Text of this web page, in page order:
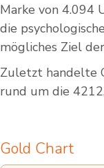
Marke von 4.094
die
mögliches Ziel
Zuletzt handelte
rund um die
Gold Chart